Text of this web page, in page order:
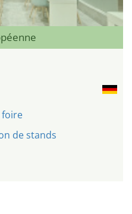
foire
de stands